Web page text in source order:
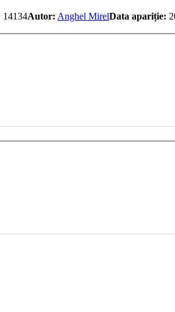
14134Autor: Anghel MirelData apariție: